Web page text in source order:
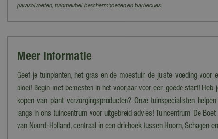
parasolvoeten, tuinmeubel beschermhoezen en barbecues.
Meer informatie
Geef je tuinplanten, het gras en de moestuin de juiste voeding voor
bloei! Begin met bemesten in het voorjaar voor een goede start! Heb
kopen van plant verzorgingsproducten? Onze tuinspecialisten
langs in ons tuincentrum voor uitgebreid advies! Tuincentrum De
van Noord-Holland, centraal in een driehoek tussen Hoorn, Schagen